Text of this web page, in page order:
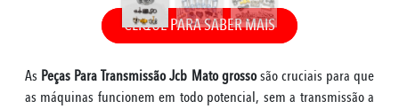
As Peças Para Transmissão Jcb Mato grossosão cruciais para que
as máquinas funcionem em todo potencial, sem a transmissão a
CLIQUE PARA SABER MAIS